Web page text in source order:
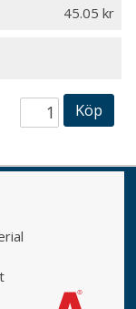
45.05
Köp